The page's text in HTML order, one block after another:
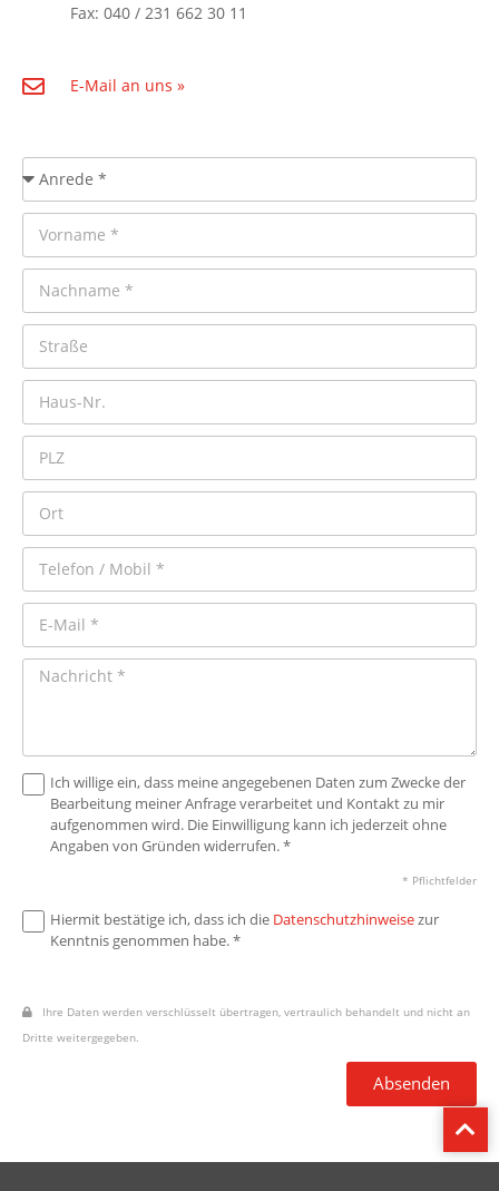
Fax: 040 / 231 662 30 11
E-Mail an uns »
Ich willige ein, dass meine angegebenen Daten zum Zwecke der
Bearbeitung meiner Anfrage verarbeitet und Kontakt zu mir
aufgenommen wird. Die Einwilligung kann ich jederzeit ohne
Angaben von Gründen widerrufen. *
* Pflichtfelder
Hiermit bestätige ich, dass ich die Datenschutzhinweisezur
Kenntnis genommen habe. *
Ihre Daten werden verschlüsselt übertragen, vertraulich behandelt und nicht an
Dritte weitergegeben.
Absenden